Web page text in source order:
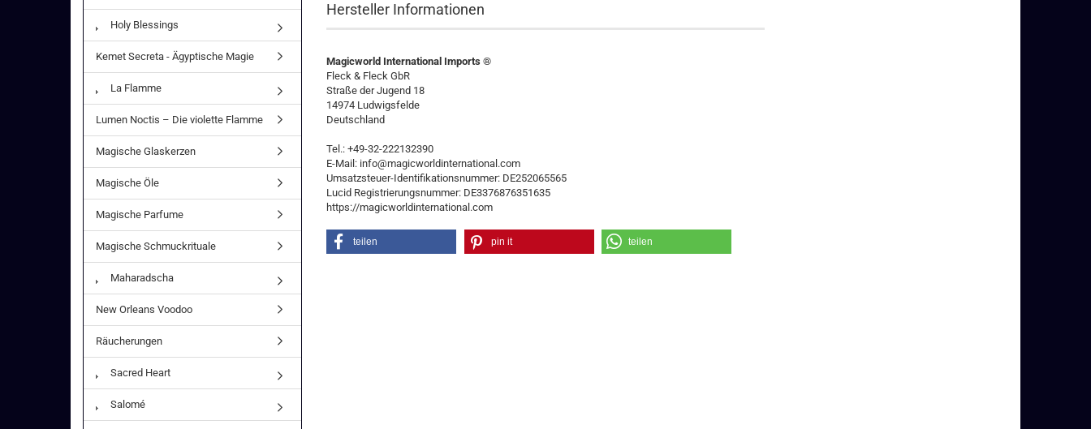
Hersteller Informationen
Magicworld International Imports ®
Fleck & Fleck GbR
Straße der Jugend 18
14974 Ludwigsfelde
Deutschland
Tel.: +49-32-222132390
E-Mail: info@magicworldinternational.com
Umsatzsteuer-Identifikationsnummer: DE252065565
Lucid Registrierungsnummer: DE3376876351635
https://magicworldinternational.com
teilen pin it teilen
Holy Blessings
Kemet Secreta - Ägyptische Magie
La Flamme
Lumen Noctis – Die violette Flamme
Magische Glaskerzen
Magische Öle
Magische Parfume
Magische Schmuckrituale
Maharadscha
New Orleans Voodoo
Räucherungen
Sacred Heart
Salomé